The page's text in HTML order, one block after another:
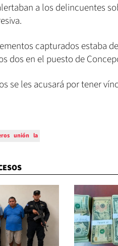
a los delincuentes
capturados estaba
dos en el puesto de
se les acusará por tener
unión la